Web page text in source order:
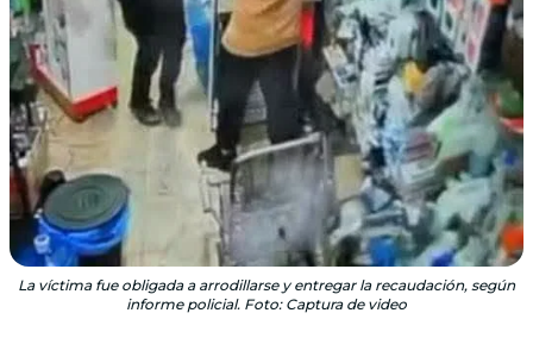
La víctima fue obligada a arrodillarse y entregar la recaudación, según
informe policial. Foto: Captura de video